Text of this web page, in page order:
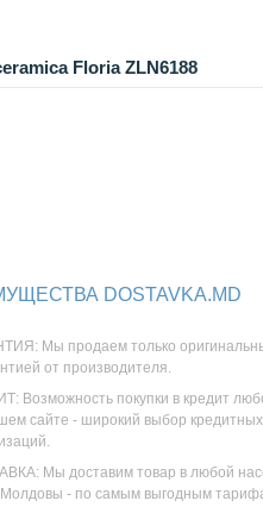
Floria ZLN6188
DOSTAVKA.MD
Мы продаем только
от производителя.
Возможность покупки в кредит
сайте - широкий выбор кредитных
Мы доставим товар в любой
Молдовы - по самым выгодным